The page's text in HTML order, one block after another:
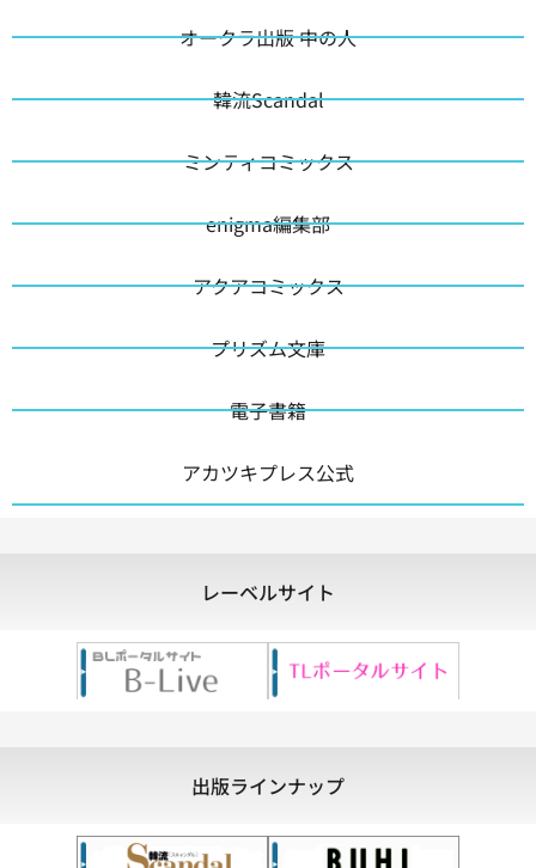
オークラ出版 中の人
韓流Scandal
ミンティコミックス
enigma編集部
アクアコミックス
プリズム文庫
電子書籍
アカツキプレス公式
レーベルサイト
出版ラインナップ